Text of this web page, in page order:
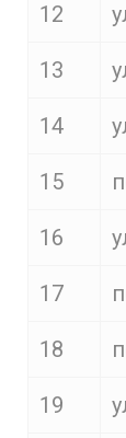
12
13
14
15
16
17
18
19